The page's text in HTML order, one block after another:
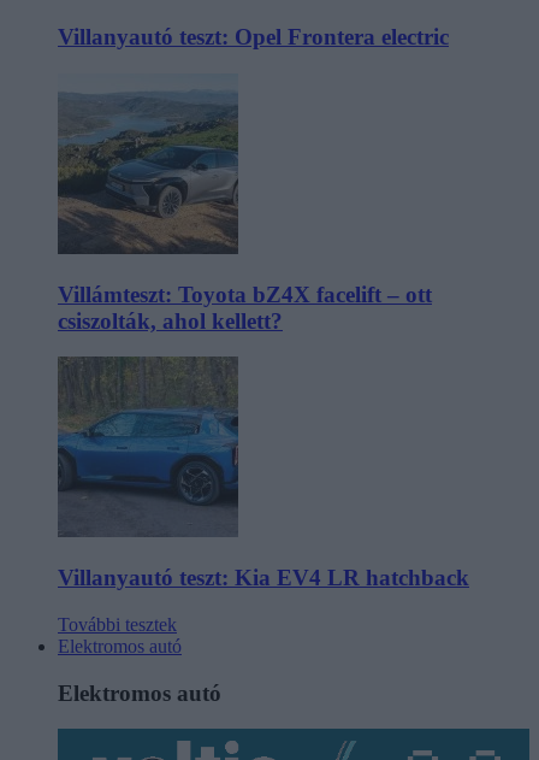
Villanyautó teszt: Opel Frontera electric
Villámteszt: Toyota bZ4X facelift – ott
csiszolták, ahol kellett?
Villanyautó teszt: Kia EV4 LR hatchback
További tesztek
Elektromos autó
Elektromos autó